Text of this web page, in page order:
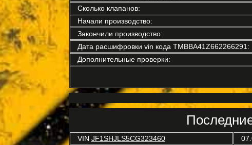
Сколько клапанов:
Начали производство:
Закончили производство:
Дата расшифровки vin кода TMBBA41Z662266291:
Дополнительные проверки:
VIN JF1SHJLS5CG323460